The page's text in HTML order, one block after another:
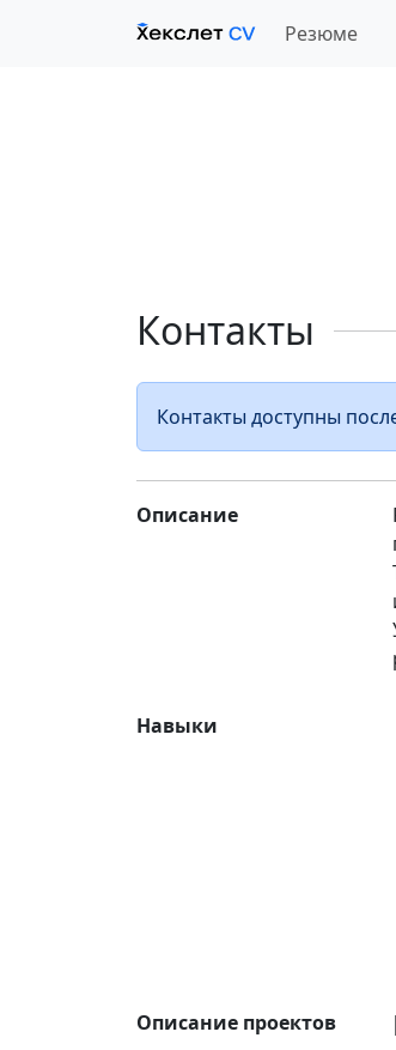
Резюме
Контакты
Контакты доступны
Описание
Навыки
Описание проектов